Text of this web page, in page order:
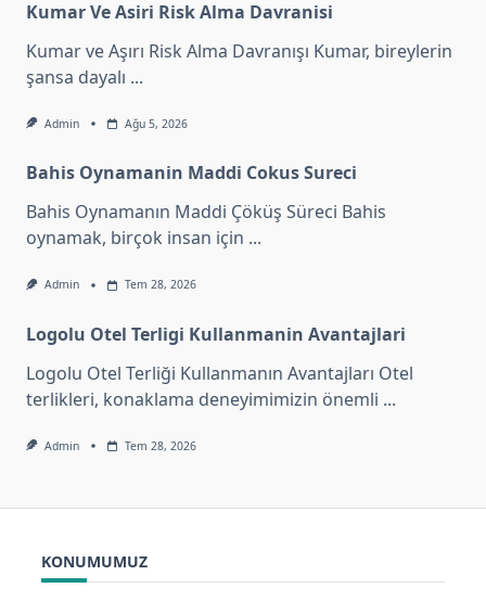
Kumar Ve Asiri Risk Alma Davranisi
Kumar ve Aşırı Risk Alma Davranışı Kumar, bireylerin
şansa dayalı ...
Admin Ağu 5, 2026
Bahis Oynamanin Maddi Cokus Sureci
Bahis Oynamanın Maddi Çöküş Süreci Bahis
oynamak, birçok insan için ...
Admin Tem 28, 2026
Logolu Otel Terligi Kullanmanin Avantajlari
Logolu Otel Terliği Kullanmanın Avantajları Otel
terlikleri, konaklama deneyimimizin önemli ...
Admin Tem 28, 2026
KONUMUMUZ